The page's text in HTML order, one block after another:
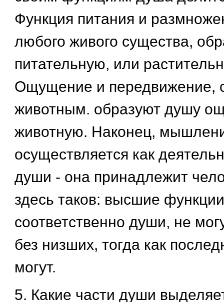
Функция питания и
любого живого существа,
питательную, или
Ощущение и передвижение,
животным. образуют душу
животную. Наконец,
осуществляется как
души - она принадлежит
здесь таков: высшие
соответственно души, не
без низших, тогда как
могут.
5. Какие части души